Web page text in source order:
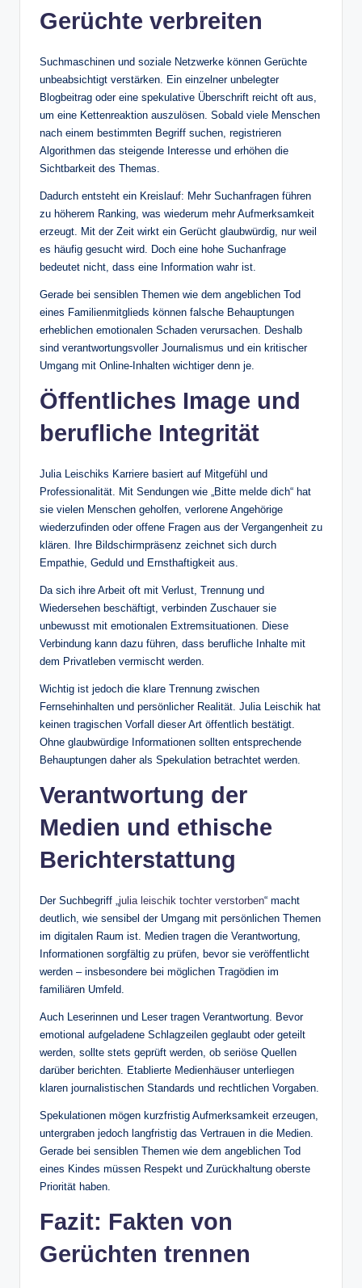
Gerüchte verbreiten
Suchmaschinen und soziale Netzwerke können Gerüchte
unbeabsichtigt verstärken. Ein einzelner unbelegter
Blogbeitrag oder eine spekulative Überschrift reicht oft aus,
um eine Kettenreaktion auszulösen. Sobald viele Menschen
nach einem bestimmten Begriff suchen, registrieren
Algorithmen das steigende Interesse und erhöhen die
Sichtbarkeit des Themas.
Dadurch entsteht ein Kreislauf: Mehr Suchanfragen führen
zu höherem Ranking, was wiederum mehr Aufmerksamkeit
erzeugt. Mit der Zeit wirkt ein Gerücht glaubwürdig, nur weil
es häufig gesucht wird. Doch eine hohe Suchanfrage
bedeutet nicht, dass eine Information wahr ist.
Gerade bei sensiblen Themen wie dem angeblichen Tod
eines Familienmitglieds können falsche Behauptungen
erheblichen emotionalen Schaden verursachen. Deshalb
sind verantwortungsvoller Journalismus und ein kritischer
Umgang mit Online-Inhalten wichtiger denn je.
Öffentliches Image und
berufliche Integrität
Julia Leischiks Karriere basiert auf Mitgefühl und
Professionalität. Mit Sendungen wie „Bitte melde dich“ hat
sie vielen Menschen geholfen, verlorene Angehörige
wiederzufinden oder offene Fragen aus der Vergangenheit zu
klären. Ihre Bildschirmpräsenz zeichnet sich durch
Empathie, Geduld und Ernsthaftigkeit aus.
Da sich ihre Arbeit oft mit Verlust, Trennung und
Wiedersehen beschäftigt, verbinden Zuschauer sie
unbewusst mit emotionalen Extremsituationen. Diese
Verbindung kann dazu führen, dass berufliche Inhalte mit
dem Privatleben vermischt werden.
Wichtig ist jedoch die klare Trennung zwischen
Fernsehinhalten und persönlicher Realität. Julia Leischik hat
keinen tragischen Vorfall dieser Art öffentlich bestätigt.
Ohne glaubwürdige Informationen sollten entsprechende
Behauptungen daher als Spekulation betrachtet werden.
Verantwortung der
Medien und ethische
Berichterstattung
Der Suchbegriff „julia leischik tochter verstorben“ macht
deutlich, wie sensibel der Umgang mit persönlichen Themen
im digitalen Raum ist. Medien tragen die Verantwortung,
Informationen sorgfältig zu prüfen, bevor sie veröffentlicht
werden – insbesondere bei möglichen Tragödien im
familiären Umfeld.
Auch Leserinnen und Leser tragen Verantwortung. Bevor
emotional aufgeladene Schlagzeilen geglaubt oder geteilt
werden, sollte stets geprüft werden, ob seriöse Quellen
darüber berichten. Etablierte Medienhäuser unterliegen
klaren journalistischen Standards und rechtlichen Vorgaben.
Spekulationen mögen kurzfristig Aufmerksamkeit erzeugen,
untergraben jedoch langfristig das Vertrauen in die Medien.
Gerade bei sensiblen Themen wie dem angeblichen Tod
eines Kindes müssen Respekt und Zurückhaltung oberste
Priorität haben.
Fazit: Fakten von
Gerüchten trennen